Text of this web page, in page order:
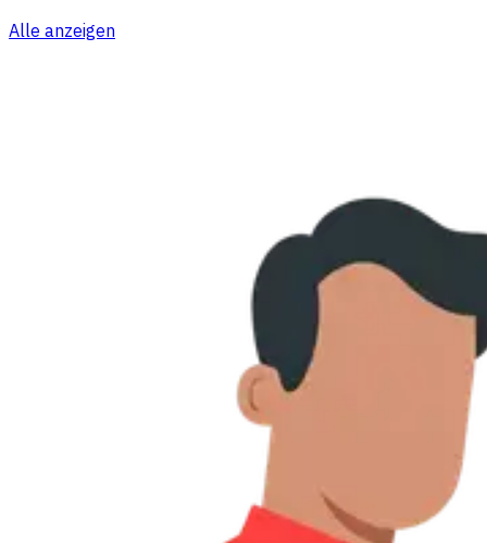
Alle anzeigen